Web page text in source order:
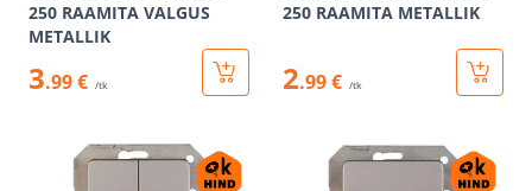
250 RAAMITA VALGUS
METALLIK
3.99 € /tk
250 RAAMITA METALLIK
2.99 € /tk